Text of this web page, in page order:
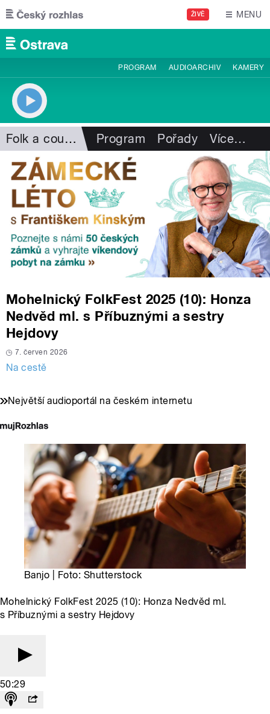
Přejít k hlavnímu obsahu
ŽIVĚ MENU
PROGRAM AUDIOARCHIV KAMERY
Folk a country Program Pořady Více…
Mohelnický FolkFest 2025 (10): Honza
Nedvěd ml. s Příbuznými a sestry
Hejdovy
7. červen 2026
Na cestě
Největší audioportál na českém internetu
Banjo | Foto: Shutterstock
Mohelnický FolkFest 2025 (10): Honza Nedvěd ml.
s Příbuznými a sestry Hejdovy
50:29